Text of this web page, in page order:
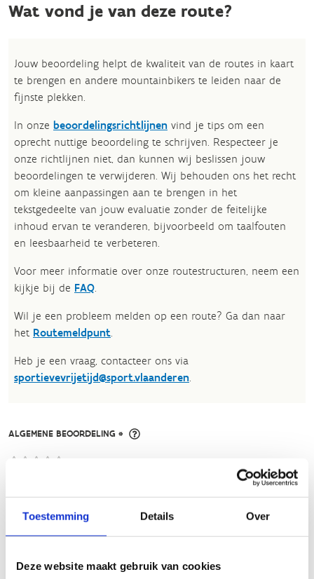
Toestemming Details Over
Deze website maakt gebruik van cookies
Wat vond je van deze route?
Jouw beoordeling helpt de kwaliteit van de routes in kaart
te brengen en andere mountainbikers te leiden naar de
fijnste plekken.
In onze beoordelingsrichtlijnen vind je tips om een
oprecht nuttige beoordeling te schrijven. Respecteer je
onze richtlijnen niet, dan kunnen wij beslissen jouw
beoordelingen te verwijderen. Wij behouden ons het recht
om kleine aanpassingen aan te brengen in het
tekstgedeelte van jouw evaluatie zonder de feitelijke
inhoud ervan te veranderen, bijvoorbeeld om taalfouten
en leesbaarheid te verbeteren.​
Voor meer informatie over onze routestructuren, neem een
kijkje bij de FAQ.
Wil je een probleem melden op een route? Ga dan naar
het Routemeldpunt.
Heb je een vraag, contacteer ons via
sportievevrijetijd@sport.vlaanderen.​
ALGEMENE BEOORDELING *
FYSIEKE INSPANNING
licht zwaar